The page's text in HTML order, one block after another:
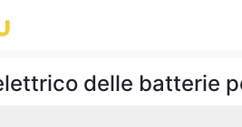
delle batterie